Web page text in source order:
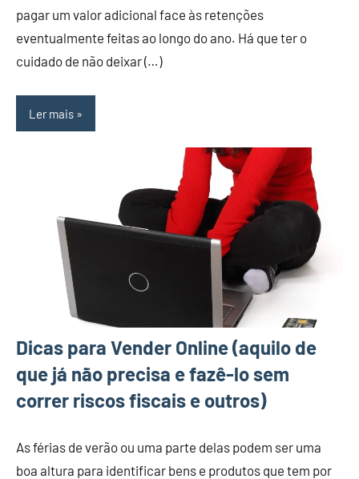
pagar um valor adicional face às retenções
eventualmente feitas ao longo do ano. Há que ter o
cuidado de não deixar (…)
Ler mais
Dicas para Vender Online (aquilo de
que já não precisa e fazê-lo sem
correr riscos fiscais e outros)
As férias de verão ou uma parte delas podem ser uma
boa altura para identificar bens e produtos que tem por